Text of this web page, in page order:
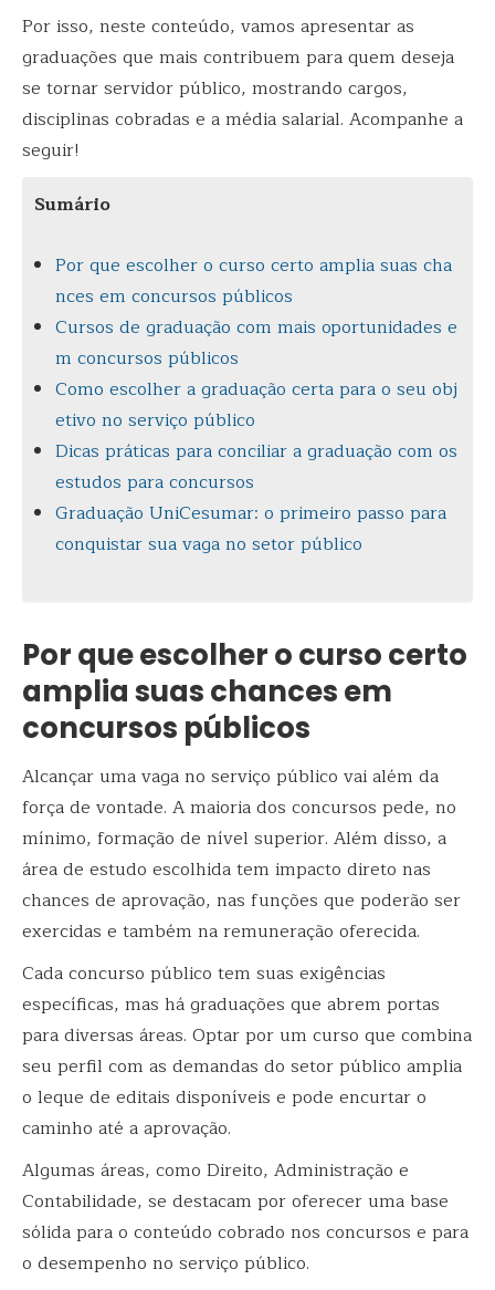
Por isso, neste conteúdo, vamos apresentar as
graduações que mais contribuem para quem deseja
se tornar servidor público, mostrando cargos,
disciplinas cobradas e a média salarial. Acompanhe a
seguir!
Sumário
Por que escolher o curso certo amplia suas cha
nces em concursos públicos
Cursos de graduação com mais oportunidades e
m concursos públicos
Como escolher a graduação certa para o seu obj
etivo no serviço público
Dicas práticas para conciliar a graduação com os
estudos para concursos
Graduação UniCesumar: o primeiro passo para
conquistar sua vaga no setor público
Por que escolher o curso certo
amplia suas chances em
concursos públicos
Alcançar uma vaga no serviço público vai além da
força de vontade. A maioria dos concursos pede, no
mínimo, formação de nível superior. Além disso, a
área de estudo escolhida tem impacto direto nas
chances de aprovação, nas funções que poderão ser
exercidas e também na remuneração oferecida.
Cada concurso público tem suas exigências
específicas, mas há graduações que abrem portas
para diversas áreas. Optar por um curso que combina
seu perfil com as demandas do setor público amplia
o leque de editais disponíveis e pode encurtar o
caminho até a aprovação.
Algumas áreas, como Direito, Administração e
Contabilidade, se destacam por oferecer uma base
sólida para o conteúdo cobrado nos concursos e para
o desempenho no serviço público.